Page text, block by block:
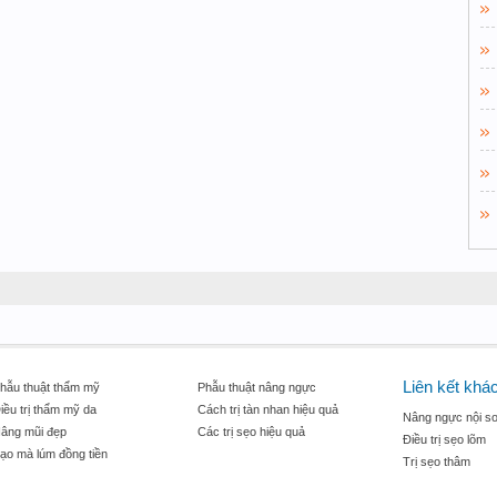
thuật thẩm mỹ
trị thẩm mỹ da
mũi đẹp
mà lúm đồng tiền
Phẫu thuật nâng ngực
Cách trị tàn nhan hiệu quả
Các trị sẹo hiệu quả
Liên kết
Nâng ngực nội
Điều trị sẹo lõm
Trị sẹo thâm